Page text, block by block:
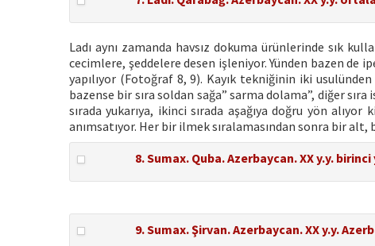
Ladı aynı zamanda havsız dokuma ürünlerinde sık
cecimlere, şeddelere desen işleniyor. Yünden bazen de
yapılıyor (Fotoğraf 8, 9). Kayık tekniğinin iki
bazense bir sıra soldan sağa” sarma dolama”, diğer
sırada yukarıya, ikinci sırada aşağıya doğru yön
anımsatıyor. Her bir ilmek sıralamasından sonra bir
8. Sumax. Quba. Azerbaycan. XX y.y.
9. Sumax. Şirvan. Azerbaycan. XX y.y.